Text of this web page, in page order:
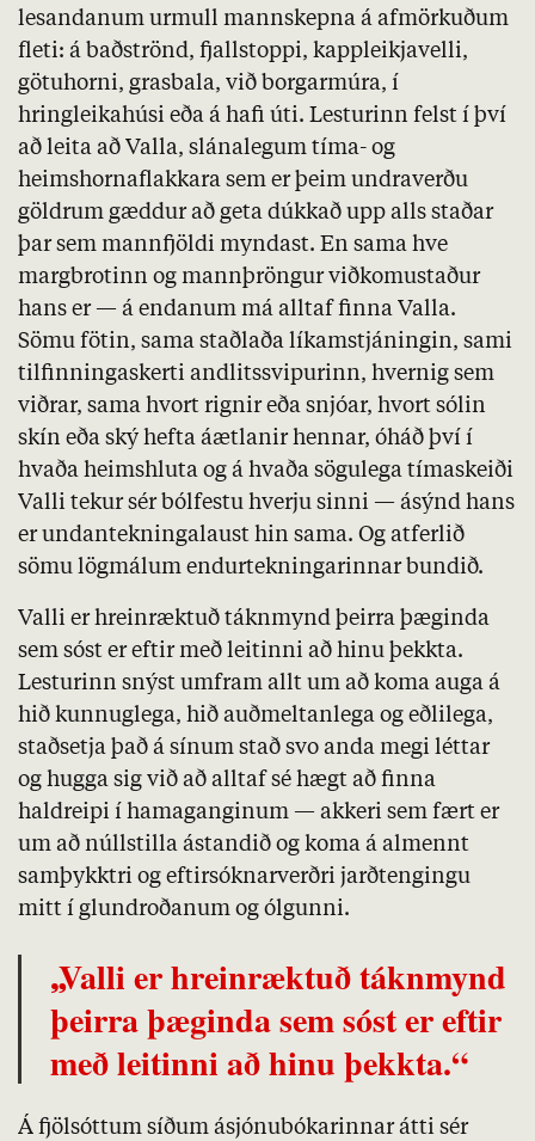
lesandanum urmull mannskepna á afmörkuðum
fleti: á baðströnd, fjallstoppi, kappleikjavelli,
götuhorni, grasbala, við borgarmúra, í
hringleikahúsi eða á hafi úti. Lesturinn felst í því
að leita að Valla, slánalegum tíma- og
heimshornaflakkara sem er þeim undraverðu
göldrum gæddur að geta dúkkað upp alls staðar
þar sem mannfjöldi myndast. En sama hve
margbrotinn og mannþröngur viðkomustaður
hans er — á endanum má alltaf finna Valla.
Sömu fötin, sama staðlaða líkamstjáningin, sami
tilfinningaskerti andlitssvipurinn, hvernig sem
viðrar, sama hvort rignir eða snjóar, hvort sólin
skín eða ský hefta áætlanir hennar, óháð því í
hvaða heimshluta og á hvaða sögulega tímaskeiði
Valli tekur sér bólfestu hverju sinni — ásýnd hans
er undantekningalaust hin sama. Og atferlið
sömu lögmálum endurtekningarinnar bundið.
Valli er hreinræktuð táknmynd þeirra þæginda
sem sóst er eftir með leitinni að hinu þekkta.
Lesturinn snýst umfram allt um að koma auga á
hið kunnuglega, hið auðmeltanlega og eðlilega,
staðsetja það á sínum stað svo anda megi léttar
og hugga sig við að alltaf sé hægt að finna
haldreipi í hamaganginum — akkeri sem fært er
um að núllstilla ástandið og koma á almennt
samþykktri og eftirsóknarverðri jarðtengingu
mitt í glundroðanum og ólgunni.
„Valli er hreinræktuð táknmynd
þeirra þæginda sem sóst er eftir
með leitinni að hinu þekkta.“
Á fjölsóttum síðum ásjónubókarinnar átti sér